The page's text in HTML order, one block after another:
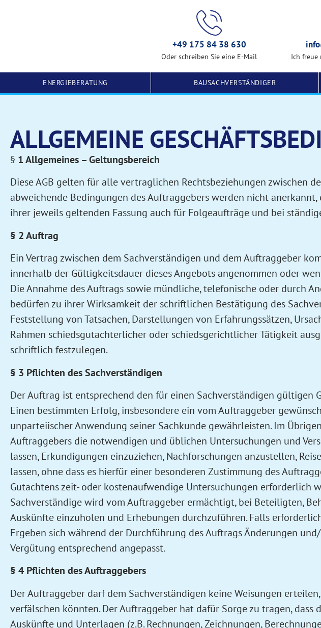
+49 175 84 38 630
Oder schreiben Sie eine E-Mail Ich freue
ENERGIEBERATUNG BAUSACHVERSTÄNDIGER
ALLGEMEINE
§ 1 Allgemeines – Geltungsbereich
Diese AGB gelten für alle vertraglichen Rechtsbeziehungen zwischen
abweichende Bedingungen des Auftraggebers werden nicht
ihrer jeweils geltenden Fassung auch für Folgeaufträge und bei
§ 2 Auftrag
Ein Vertrag zwischen dem Sachverständigen und dem Auftraggeber
innerhalb der Gültigkeitsdauer dieses Angebots angenommen oder
Die Annahme des Auftrags sowie mündliche, telefonische oder durch
bedürfen zu ihrer Wirksamkeit der schriftlichen Bestätigung des
Feststellung von Tatsachen, Darstellungen von Erfahrungssätzen,
Rahmen schiedsgutachterlicher oder schiedsgerichtlicher Tätigkeit
schriftlich festzulegen.
§ 3 Pflichten des Sachverständigen
Der Auftrag ist entsprechend den für einen Sachverständigen gültigen
Einen bestimmten Erfolg, insbesondere ein vom Auftraggeber
unparteiischer Anwendung seiner Sachkunde gewährleisten. Im
Auftraggebers die notwendigen und üblichen Untersuchungen und
lassen, Erkundigungen einzuziehen, Nachforschungen anzustellen,
lassen, ohne dass es hierfür einer besonderen Zustimmung des
Gutachtens zeit- oder kostenaufwendige Untersuchungen erforderlich
Sachverständige wird vom Auftraggeber ermächtigt, bei Beteiligten,
Auskünfte einzuholen und Erhebungen durchzuführen. Falls
Ergeben sich während der Durchführung des Auftrags Änderungen
Vergütung entsprechend angepasst.
§ 4 Pflichten des Auftraggebers
Der Auftraggeber darf dem Sachverständigen keine Weisungen
verfälschen könnten. Der Auftraggeber hat dafür Sorge zu tragen,
Auskünfte und Unterlagen (z.B. Rechnungen, Zeichnungen,